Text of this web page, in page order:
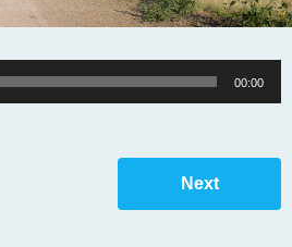
00:00
Next